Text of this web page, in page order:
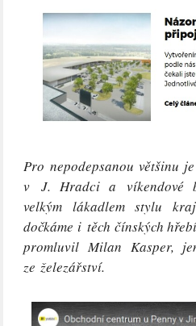
Pro nepodepsanou většinu
v J. Hradci a víkendové
velkým lákadlem stylu
dočkáme i těch čínských
promluvil Milan Kasper,
ze železářství.